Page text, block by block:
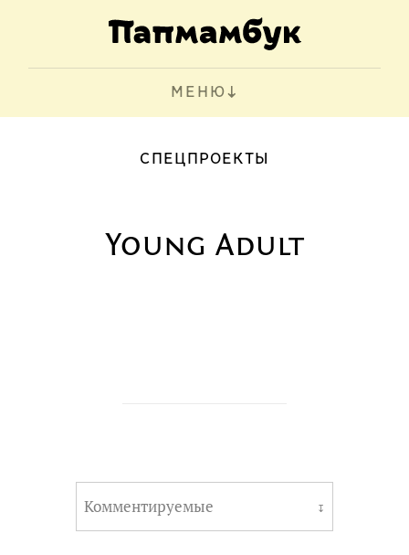
МЕНЮ
СПЕЦПРОЕКТЫ
Young Adult
Комментируемые ↧